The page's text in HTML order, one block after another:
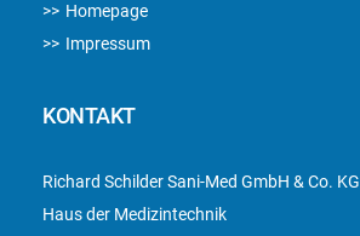
Homepage
Impressum
KONTAKT
Richard Schilder Sani-Med GmbH & Co. KG
Haus der Medizintechnik